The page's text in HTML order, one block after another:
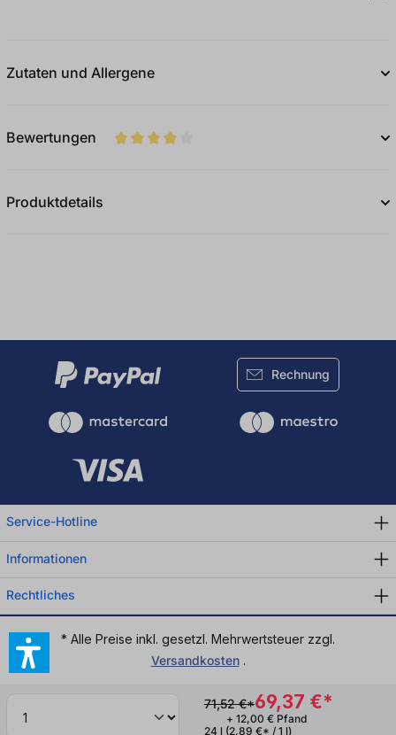
71,52 €*69,37 €*
+ 12,00 € Pfand
24 l (2,89 €* / 1 l)
Zutaten und Allergene
Bewertungen
Produktdetails
Rechnung
Service-Hotline
Informationen
Rechtliches
* Alle Preise inkl. gesetzl. Mehrwertsteuer zzgl.
Versandkosten.